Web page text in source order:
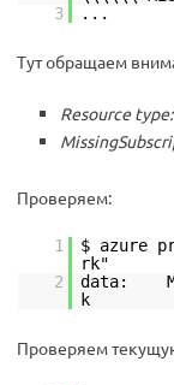
3
...
Тут обращаем
Resource
Проверяем:
1
$ azure
rk"
2
data:
k
Проверяем